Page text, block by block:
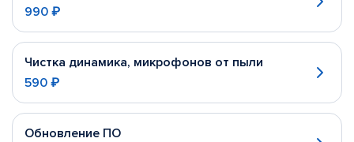
990 ₽
Чистка динамика, микрофонов от пыли
590 ₽
Обновление ПО